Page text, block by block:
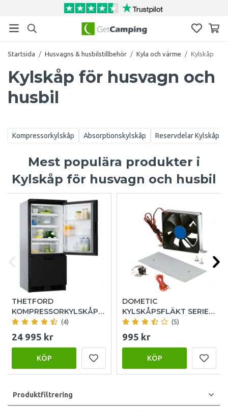
Startsida / Husvagns & husbilstillbehör / Kyla och värme / Kylskåp
Kylskåp för husvagn och
husbil
Kompressorkylskåp Absorptionskylskåp Reservdelar Kylskåp
Mest populära produkter i
Kylskåp för husvagn och husbil
THETFORD
KOMPRESSORKYLSKÅP
174L T2175
(4)
24 995 kr
KÖP
DOMETIC
KYLSKÅPSFLÄKT SERIE
4-9
(5)
995 kr
KÖP
Produktfiltrering